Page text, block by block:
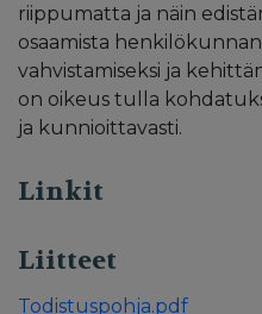
riippumatta ja näin
osaamista
vahvistamiseksi ja
on oikeus tulla
ja kunnioittavasti.
Linkit
Liitteet
Todistuspohja.pdf